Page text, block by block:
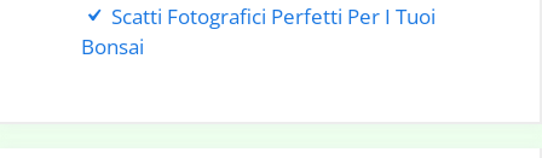
Scatti Fotografici Perfetti Per I Tuoi
Bonsai